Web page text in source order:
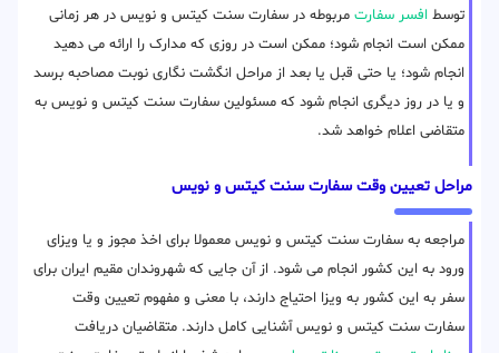
توسط افسر سفارت مربوطه در سفارت سنت کیتس و نویس در هر زمانی
ممکن است انجام شود؛ ممکن است در روزی که مدارک را ارائه می دهید
انجام شود؛ یا حتی قبل یا بعد از مراحل انگشت نگاری نوبت مصاحبه برسد
و یا در روز دیگری انجام شود که مسئولین سفارت سنت کیتس و نویس به
متقاضی اعلام خواهد شد.
مراحل تعیین وقت سفارت سنت کیتس و نویس
مراجعه به سفارت سنت کیتس و نویس معمولا برای اخذ مجوز و یا ویزای
ورود به این کشور انجام می شود. از آن جایی که شهروندان مقیم ایران برای
سفر به این کشور به ویزا احتیاج دارند، با معنی و مفهوم تعیین وقت
سفارت سنت کیتس و نویس آشنایی کامل دارند. متقاضیان دریافت